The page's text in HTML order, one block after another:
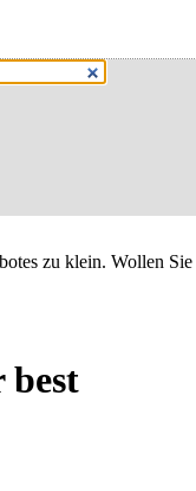
zu klein. Wollen Sie